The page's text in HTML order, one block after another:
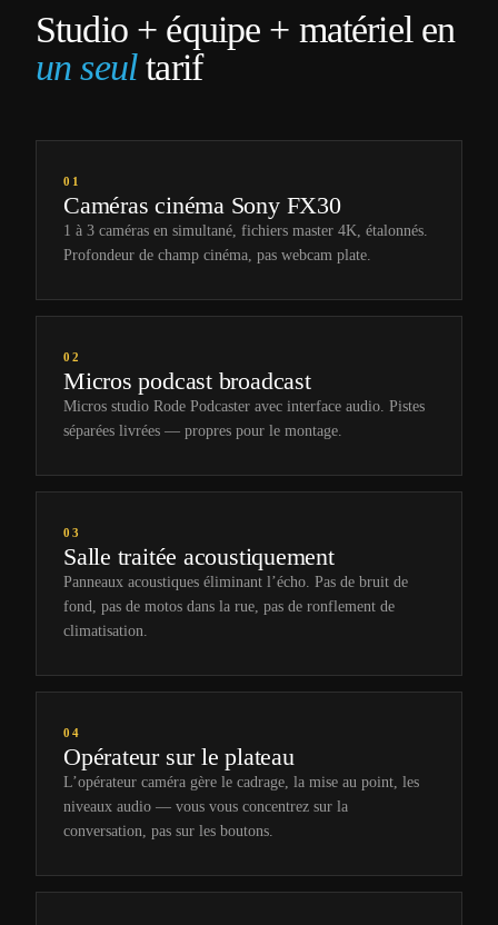
Studio + équipe + matériel en
un seultarif
01
Caméras cinéma Sony FX30
1 à 3 caméras en simultané, fichiers master 4K, étalonnés.
Profondeur de champ cinéma, pas webcam plate.
02
Micros podcast broadcast
Micros studio Rode Podcaster avec interface audio. Pistes
séparées livrées — propres pour le montage.
03
Salle traitée acoustiquement
Panneaux acoustiques éliminant l’écho. Pas de bruit de
fond, pas de motos dans la rue, pas de ronflement de
climatisation.
04
Opérateur sur le plateau
L’opérateur caméra gère le cadrage, la mise au point, les
niveaux audio — vous vous concentrez sur la
conversation, pas sur les boutons.